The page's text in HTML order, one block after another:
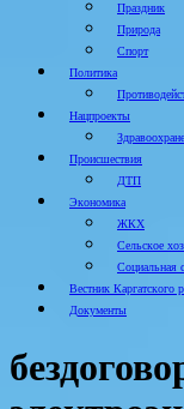
Праздник
Природа
Спорт
Политика
Нацпроекты
Происшествия
ДТП
Экономика
ЖКХ
Сельское
Социальная
Вестник Каргатского
Документы